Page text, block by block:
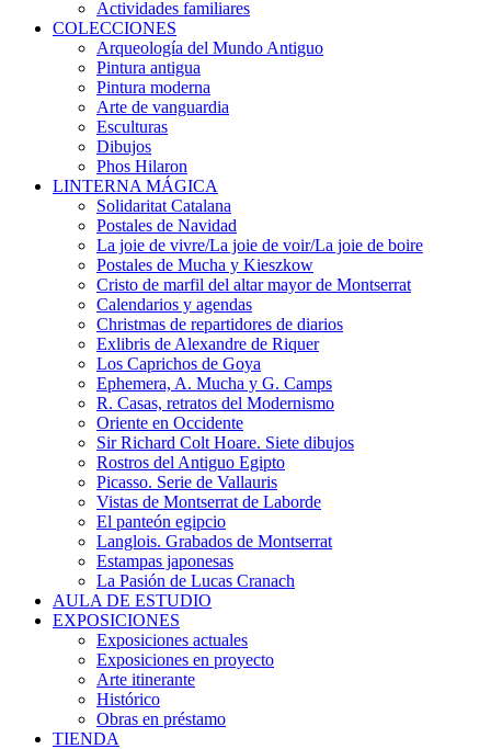
Actividades familiares
COLECCIONES
Arqueología del Mundo Antiguo
Pintura antigua
Pintura moderna
Arte de vanguardia
Esculturas
Dibujos
Phos Hilaron
LINTERNA MÁGICA
Solidaritat Catalana
Postales de Navidad
La joie de vivre/La joie de voir/La joie de boire
Postales de Mucha y Kieszkow
Cristo de marfil del altar mayor de Montserrat
Calendarios y agendas
Christmas de repartidores de diarios
Exlibris de Alexandre de Riquer
Los Caprichos de Goya
Ephemera, A. Mucha y G. Camps
R. Casas, retratos del Modernismo
Oriente en Occidente
Sir Richard Colt Hoare. Siete dibujos
Rostros del Antiguo Egipto
Picasso. Serie de Vallauris
Vistas de Montserrat de Laborde
El panteón egipcio
Langlois. Grabados de Montserrat
Estampas japonesas
La Pasión de Lucas Cranach
AULA DE ESTUDIO
EXPOSICIONES
Exposiciones actuales
Exposiciones en proyecto
Arte itinerante
Histórico
Obras en préstamo
TIENDA